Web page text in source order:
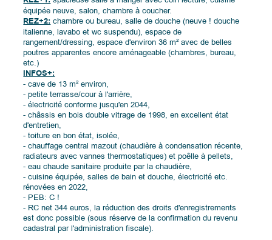
équipée neuve, salon, chambre à coucher.
REZ+2: chambre ou bureau, salle de douche (neuve ! douche
italienne, lavabo et wc suspendu), espace de
rangement/dressing, espace d'environ 36 m² avec de belles
poutres apparentes encore aménageable (chambres, bureau,
etc.)
INFOS+:
- cave de 13 m² environ,
- petite terrasse/cour à l'arrière,
- électricité conforme jusqu'en 2044,
- châssis en bois double vitrage de 1998, en excellent état
d'entretien,
- toiture en bon état, isolée,
- chauffage central mazout (chaudière à condensation récente,
radiateurs avec vannes thermostatiques) et poêlle à pellets,
- eau chaude sanitaire produite par la chaudière,
- cuisine équipée, salles de bain et douche, électricité etc.
rénovées en 2022,
- PEB: C !
- RC net 344 euros, la réduction des droits d'enregistrements
est donc possible (sous réserve de la confirmation du revenu
cadastral par l'administration fiscale).